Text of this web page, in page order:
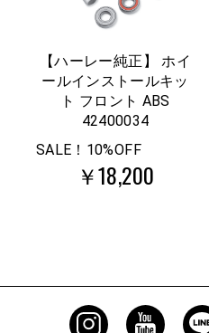
【ハーレー純正】 ホイ
ールインストールキッ
ト フロント ABS
42400034
SALE！10%OFF
￥18,200